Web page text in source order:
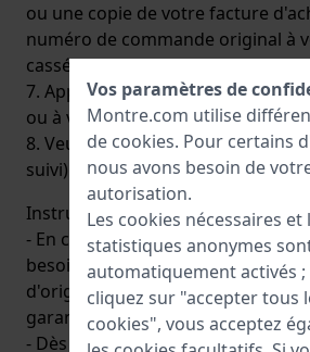
ou une copie de votre facture
numéro de commande original à
cassée.
7. Apportez votre colis à votre
ou à votre agence postale.
8. Veuillez conserver le reçu de
suivi) jusqu'à ce que la réception
Instructions et informations
- En cas de réparation sous
besoin de retourner la montre
d'origine de la marque.
garantir que vous recevrez la
- Dès réception du produit
Vos paramètres de
Montre.com utilise
de cookies. Pour certains
nous avons besoin de
autorisation.
Les cookies nécessaires et
statistiques anonymes
automatiquement activés ;
cliquez sur "accepter tous
cookies", vous acceptez